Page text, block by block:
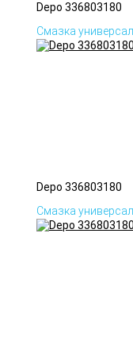
Depo 336803180
Смазка
Depo 336803180
Смазка